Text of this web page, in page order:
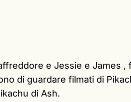
e Jessie e James ,
di guardare filmati di
di Ash.